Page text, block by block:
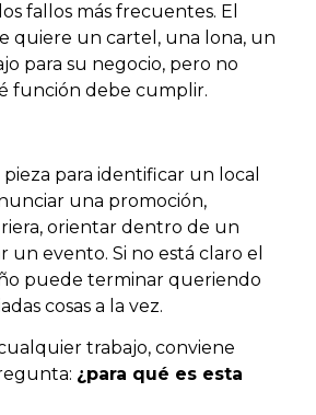
fallos más frecuentes. El
quiere un cartel, una lona, un
para su negocio, pero no
función debe cumplir.
para identificar un local
una promoción,
orientar dentro de un
un evento. Si no está claro el
puede terminar queriendo
cosas a la vez.
trabajo, conviene
¿para qué es esta